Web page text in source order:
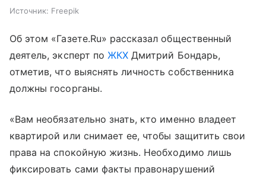
Источник: Freepik
Об этом «Газете.Ru» рассказал общественный
деятель, эксперт по ЖКХ Дмитрий Бондарь,
отметив, что выяснять личность собственника
должны госорганы.
«Вам необязательно знать, кто именно владеет
квартирой или снимает ее, чтобы защитить свои
права на спокойную жизнь. Необходимо лишь
фиксировать сами факты правонарушений